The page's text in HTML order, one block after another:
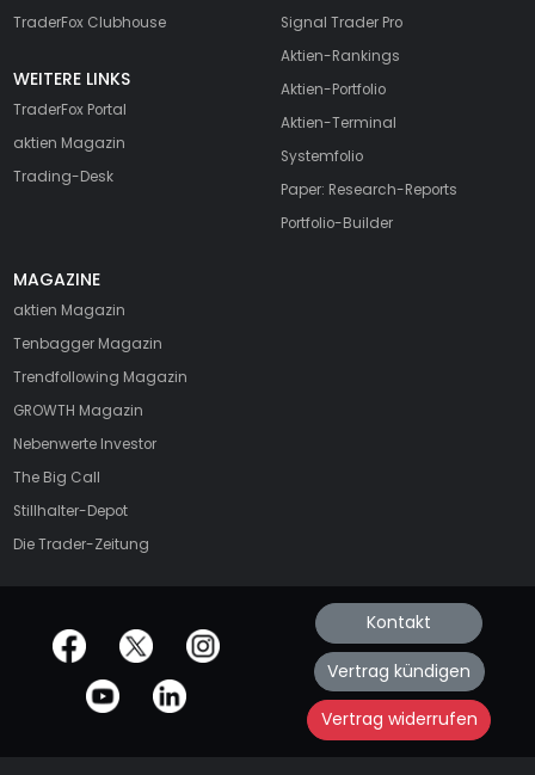
TraderFox Clubhouse
WEITERE LINKS
TraderFox Portal
aktien Magazin
Trading-Desk
Signal Trader Pro
Aktien-Rankings
Aktien-Portfolio
Aktien-Terminal
Systemfolio
Paper: Research-Reports
Portfolio-Builder
MAGAZINE
aktien Magazin
Tenbagger Magazin
Trendfollowing Magazin
GROWTH Magazin
Nebenwerte Investor
The Big Call
Stillhalter-Depot
Die Trader-Zeitung
offizielle Social Media-Accounts Kontakt
Vertrag kündigen
Vertrag widerrufen